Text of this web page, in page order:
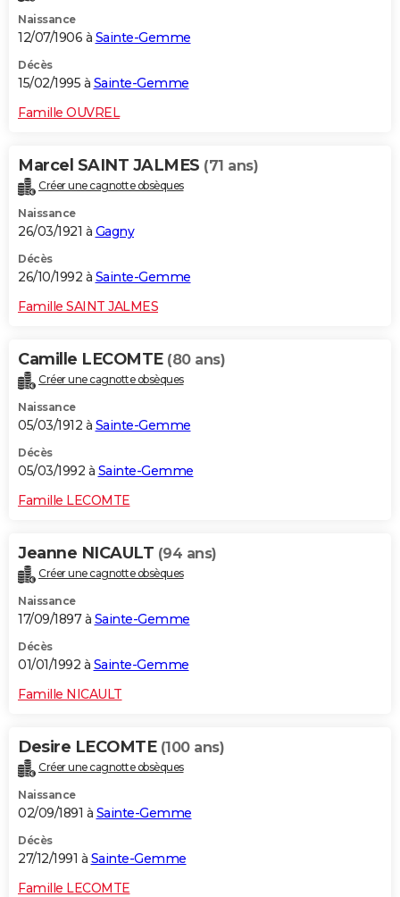
Naissance
12/07/1906 à Sainte-Gemme
Décès
15/02/1995 à Sainte-Gemme
Famille OUVREL
Marcel SAINT JALMES (71 ans)
Créer une cagnotte obsèques
Naissance
26/03/1921 à Gagny
Décès
26/10/1992 à Sainte-Gemme
Famille SAINT JALMES
Camille LECOMTE (80 ans)
Créer une cagnotte obsèques
Naissance
05/03/1912 à Sainte-Gemme
Décès
05/03/1992 à Sainte-Gemme
Famille LECOMTE
Jeanne NICAULT (94 ans)
Créer une cagnotte obsèques
Naissance
17/09/1897 à Sainte-Gemme
Décès
01/01/1992 à Sainte-Gemme
Famille NICAULT
Desire LECOMTE (100 ans)
Créer une cagnotte obsèques
Naissance
02/09/1891 à Sainte-Gemme
Décès
27/12/1991 à Sainte-Gemme
Famille LECOMTE